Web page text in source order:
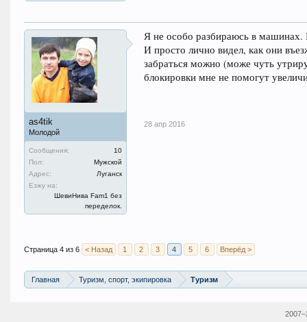
as4tik
Молодой
Сообщения:
10
Пол:
Мужской
Адрес:
Луганск
Езжу на:
ШевиНива Fam1 без
переделок.
Я не особо разбираюсь в машинах.
И просто лично видел, как они
забраться можно (може чуть
блокировки мне не помогут
28 апр 2016
Страница 4 из 6 < Назад 1 2 3 4 5 6 Вперёд >
Главная Туризм, спорт, экипировка Туризм
2007–